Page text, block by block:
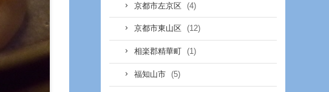
京都市左京区 (4)
京都市東山区 (12)
相楽郡精華町 (1)
福知山市 (5)